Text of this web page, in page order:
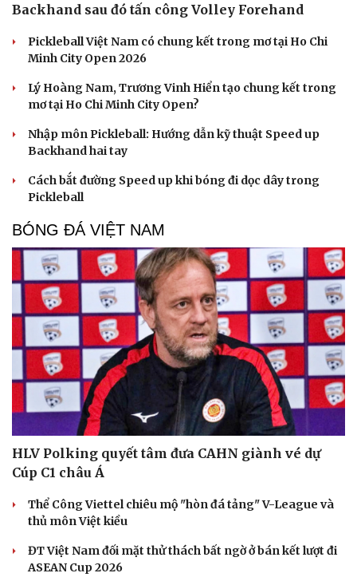
Backhand sau đó tấn công Volley Forehand
Pickleball Việt Nam có chung kết trong mơ tại Ho Chi
Minh City Open 2026
Lý Hoàng Nam, Trương Vinh Hiển tạo chung kết trong
mơ tại Ho Chi Minh City Open?
Nhập môn Pickleball: Hướng dẫn kỹ thuật Speed up
Backhand hai tay
Cách bắt đường Speed up khi bóng đi dọc dây trong
Pickleball
BÓNG ĐÁ VIỆT NAM
HLV Polking quyết tâm đưa CAHN giành vé dự
Cúp C1 châu Á
Thể Công Viettel chiêu mộ "hòn đá tảng" V-League và
thủ môn Việt kiều
ĐT Việt Nam đối mặt thử thách bất ngờ ở bán kết lượt đi
ASEAN Cup 2026